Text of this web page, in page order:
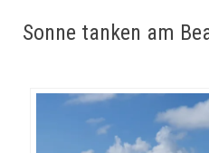
Sonne tanken am